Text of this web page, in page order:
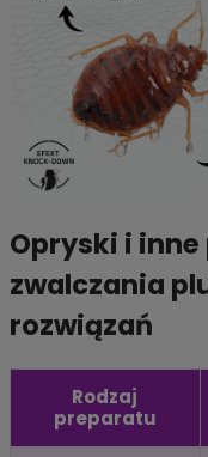
Opryski i
zwalczania
rozwiązań
Rodzaj
preparatu